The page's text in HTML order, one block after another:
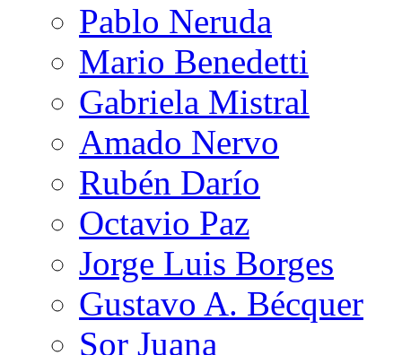
Pablo Neruda
Mario Benedetti
Gabriela Mistral
Amado Nervo
Rubén Darío
Octavio Paz
Jorge Luis Borges
Gustavo A. Bécquer
Sor Juana